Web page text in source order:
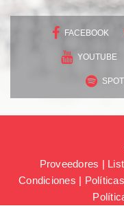
FACEBOOK
YOUTUBE
Proveedores |
Condiciones |